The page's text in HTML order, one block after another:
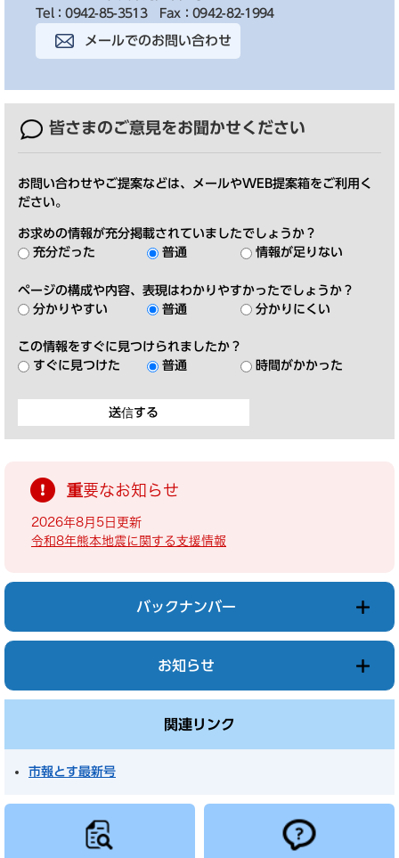
Tel：0942-85-3513
Fax：0942-82-1994
メールでのお問い合わせ
皆さまのご意見をお聞かせください
お問い合わせやご提案などは、メールやWEB提案箱をご利用く
ださい。
お求めの情報が充分掲載されていましたでしょうか？
充分だった
普通 情報が足りない
ページの構成や内容、表現はわかりやすかったでしょうか？
分かりやすい
普通 分かりにくい
この情報をすぐに見つけられましたか？
すぐに見つけた
普通 時間がかかった
重要なお知らせ
2026年8月5日更新
令和8年熊本地震に関する支援情報
バックナンバー
お知らせ
関連リンク
市報とす最新号